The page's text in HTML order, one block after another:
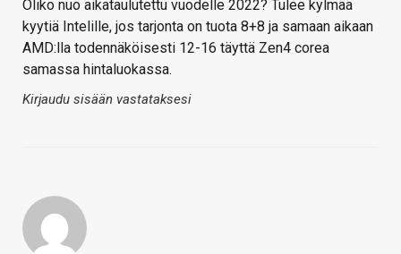
Oliko nuo aikataulutettu vuodelle 2022? Tulee kylmää
kyytiä Intelille, jos tarjonta on tuota 8+8 ja samaan aikaan
AMD:lla todennäköisesti 12-16 täyttä Zen4 corea
samassa hintaluokassa.
Kirjaudu sisään vastataksesi